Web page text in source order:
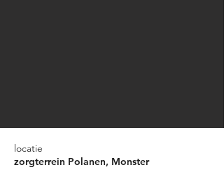
locatie
zorgterrein Polanen, Monster